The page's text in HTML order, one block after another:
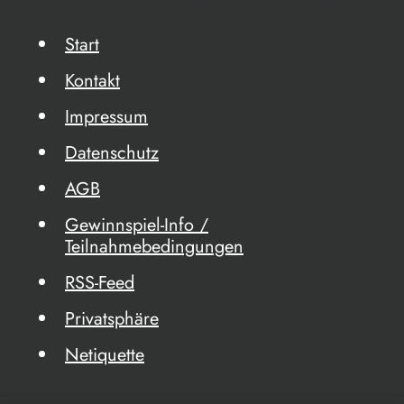
Start
Kontakt
Impressum
Datenschutz
AGB
Gewinnspiel-Info /
Teilnahmebedingungen
RSS-Feed
Privatsphäre
Netiquette